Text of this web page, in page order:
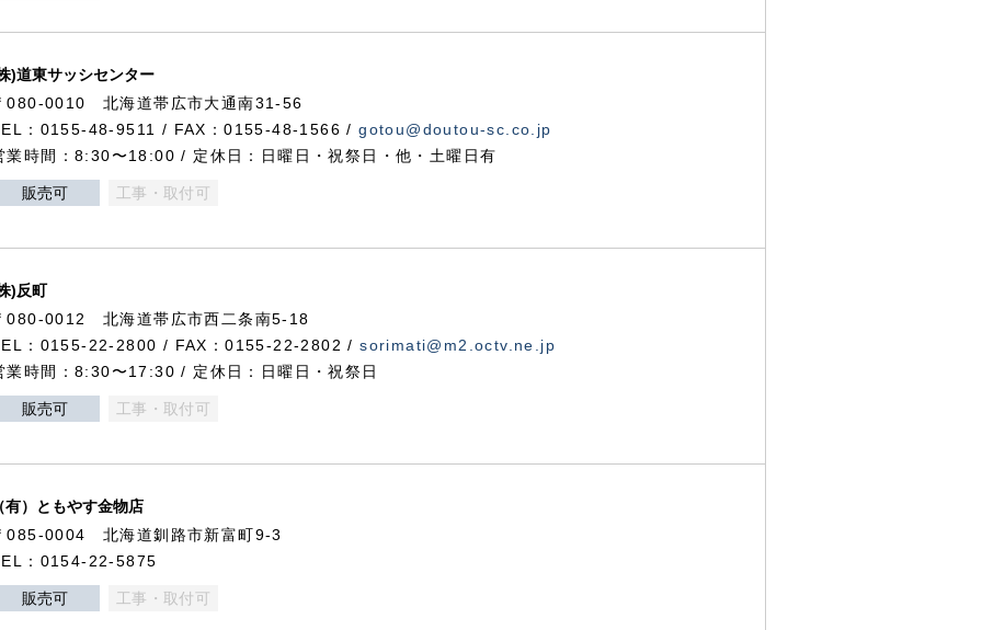
)道東サッシセンター
080-0010 北海道帯広市大通南31-56
：0155-48-9511 / FAX：0155-48-1566 /gotou@doutou-sc.co.jp
業時間：8:30〜18:00 / 定休日：日曜日・祝祭日・他・土曜日有
販売可 工事・取付可
)反町
080-0012 北海道帯広市西二条南5-18
：0155-22-2800 / FAX：0155-22-2802 /sorimati@m2.octv.ne.jp
業時間：8:30〜17:30 / 定休日：日曜日・祝祭日
販売可 工事・取付可
有）ともやす金物店
085-0004 北海道釧路市新富町9-3
：0154-22-5875
販売可 工事・取付可